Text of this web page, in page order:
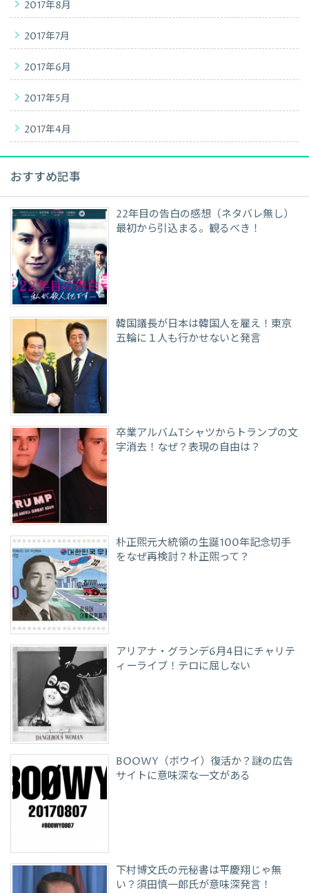
2017年8月
2017年7月
2017年6月
2017年5月
2017年4月
おすすめ記事
22年目の告白の感想（ネタバレ無し）
最初から引込まる。観るべき！
韓国議長が日本は韓国人を雇え！東京
五輪に１人も行かせないと発言
卒業アルバムTシャツからトランプの文
字消去！なぜ？表現の自由は？
朴正煕元大統領の生誕100年記念切手
をなぜ再検討？朴正煕って？
アリアナ・グランデ6月4日にチャリテ
ィーライブ！テロに屈しない
BOOWY（ボウイ）復活か？謎の広告
サイトに意味深な一文がある
下村博文氏の元秘書は平慶翔じゃ無
い？須田慎一郎氏が意味深発言！